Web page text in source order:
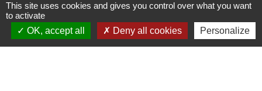
Contacts
Commune de Saint-Ouen-d'Aunis
This site uses cookies and gives you control over what you want
to activate
OK, accept all
Deny all cookies Personalize